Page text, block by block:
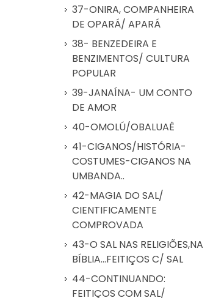
37-ONIRA, COMPANHEIRA
DE OPARÁ/ APARÁ
38- BENZEDEIRA E
BENZIMENTOS/ CULTURA
POPULAR
39-JANAÍNA- UM CONTO
DE AMOR
40-OMOLÚ/OBALUAÊ
41-CIGANOS/HISTÓRIA-
COSTUMES-CIGANOS NA
UMBANDA..
42-MAGIA DO SAL/
CIENTIFICAMENTE
COMPROVADA
43-O SAL NAS RELIGIÕES,NA
BÍBLIA...FEITIÇOS C/ SAL
44-CONTINUANDO:
FEITIÇOS COM SAL/